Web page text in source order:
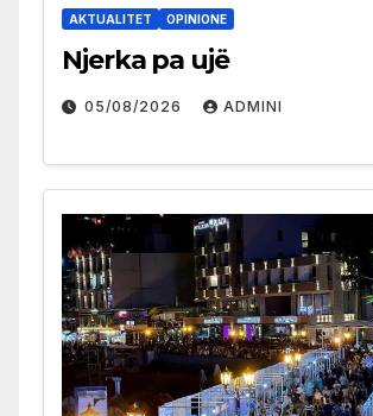
AKTUALITET OPINIONE
Njerka pa ujë
05/08/2026 ADMINI